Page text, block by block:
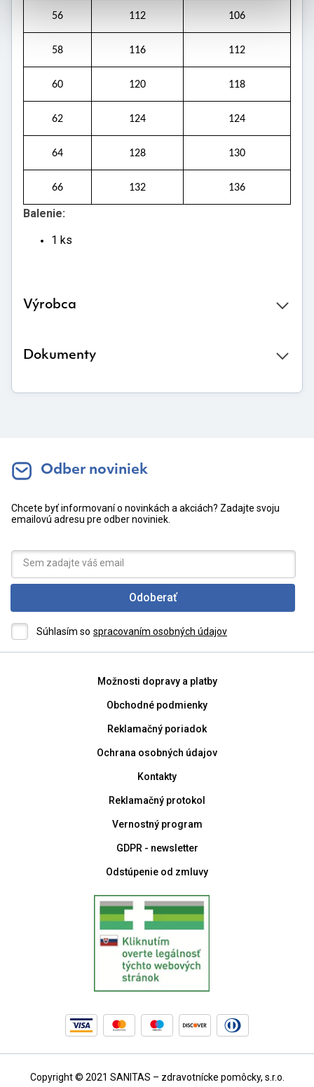
56 112 106
58 116 112
60 120 118
62 124 124
64 128 130
66 132 136
Balenie:
1 ks
Výrobca
Dokumenty
Odber noviniek
Chcete byť informovaní o novinkách a akciách? Zadajte svoju
emailovú adresu pre odber noviniek.
Odoberať
Súhlasím so spracovaním osobných údajov
Možnosti dopravy a platby
Obchodné podmienky
Reklamačný poriadok
Ochrana osobných údajov
Kontakty
Reklamačný protokol
Vernostný program
GDPR - newsletter
Odstúpenie od zmluvy
Copyright © 2021 SANITAS – zdravotnícke pomôcky, s.r.o.